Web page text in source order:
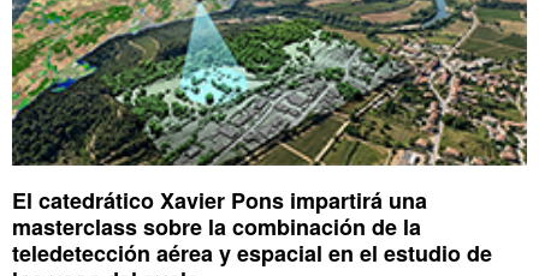
El catedrático Xavier Pons impartirá una
masterclass sobre la combinación de la
teledetección aérea y espacial en el estudio de